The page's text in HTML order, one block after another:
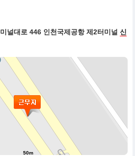
널대로 446 인천국제공항 제2터미널 신
50m